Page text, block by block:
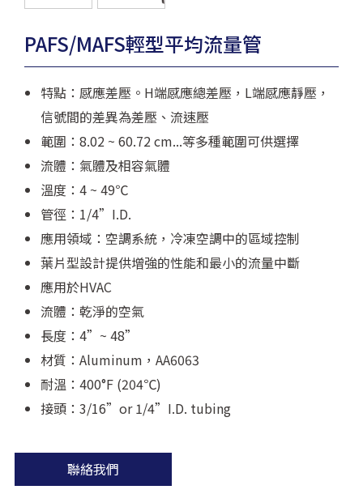
PAFS/MAFS輕型平均流量管
特點：感應差壓。H端感應總差壓，L端感應靜壓，
信號間的差異為差壓、流速壓
範圍：8.02 ~ 60.72 cm...等多種範圍可供選擇
流體：氣體及相容氣體
溫度：4 ~ 49℃
管徑：1/4”I.D.
應用領域：空調系統，冷凍空調中的區域控制
葉片型設計提供增強的性能和最小的流量中斷
應用於HVAC
流體：乾淨的空氣
長度：4”~ 48”
材質：Aluminum，AA6063
耐溫：400°F (204℃)
接頭：3/16”or 1/4”I.D. tubing
聯絡我們